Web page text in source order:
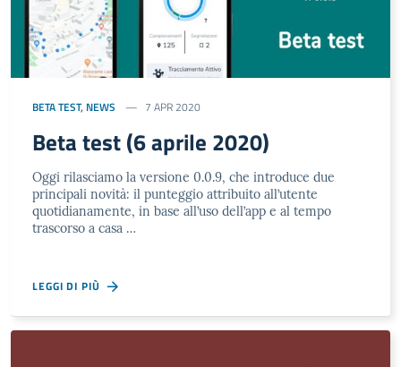
BETA TEST, NEWS 7 APR 2020
Beta test (6 aprile 2020)
Oggi rilasciamo la versione 0.0.9, che introduce due
principali novità: il punteggio attribuito all’utente
quotidianamente, in base all’uso dell’app e al tempo
trascorso a casa …
LEGGI DI PIÙ